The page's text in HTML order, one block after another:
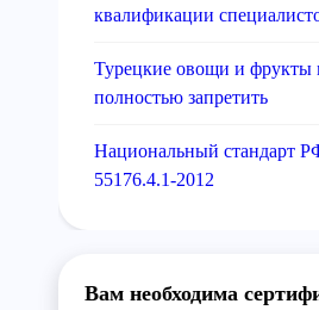
квалификации
Турецкие овощи и фрукты
полностью запретить
Национальный стандарт
55176.4.1-2012
Вам необходима